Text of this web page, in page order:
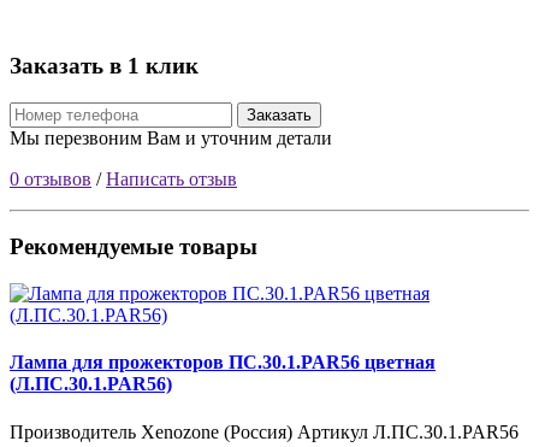
Заказать в 1 клик
Заказать
Мы перезвоним Вам и уточним детали
0 отзывов /Написать отзыв
Рекомендуемые товары
Лампа для прожекторов ПС.30.1.PAR56 цветная
(Л.ПС.30.1.PAR56)
Производитель Xenozone (Россия) Артикул Л.ПС.30.1.PAR56